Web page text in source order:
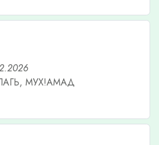
МУХ!АМАД